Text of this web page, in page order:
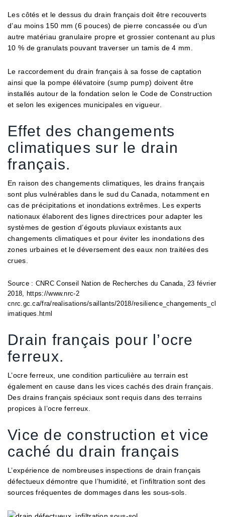
Les côtés et le dessus du drain français doit être recouverts
d’au moins 150 mm (6 pouces) de pierre concassée ou d’un
autre matériau granulaire propre et grossier contenant au plus
10 % de granulats pouvant traverser un tamis de 4 mm.
Le raccordement du drain français à sa fosse de captation
ainsi que la pompe élévatoire (sump pump) doivent être
installés autour de la fondation selon le Code de Construction
et selon les exigences municipales en vigueur.
Effet des changements
climatiques sur le drain
français.
En raison des changements climatiques, les drains français
sont plus vulnérables dans le sud du Canada, notamment en
cas de précipitations et inondations extrêmes. Les experts
nationaux élaborent des lignes directrices pour adapter les
systèmes de gestion d’égouts pluviaux existants aux
changements climatiques et pour éviter les inondations des
zones urbaines et le déversement des eaux non traitées des
crues.
Source : CNRC Conseil Nation de Recherches du Canada, 23 février
2018, https://www.nrc-2
cnrc.gc.ca/fra/realisations/saillants/2018/resilience_changements_cl
imatiques.html
Drain français pour l’ocre
ferreux.
L’ocre ferreux, une condition particulière au terrain est
également en cause dans les vices cachés des drain français.
Des drains français spéciaux sont requis dans des terrains
propices à l’ocre ferreux.
Vice de construction et vice
caché du drain français
L’expérience de nombreuses inspections de drain français
défectueux démontre que l’humidité, et l’infiltration sont des
sources fréquentes de dommages dans les sous-sols.